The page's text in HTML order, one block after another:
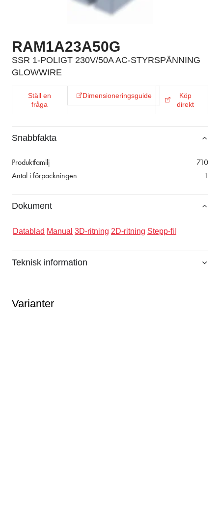
RAM1A23A50G
SSR 1-POLIGT 230V/50A AC-STYRSPÄNNING
GLOWWIRE
Ställ en
fråga
Dimensioneringsguide
Köp
direkt
Snabbfakta
Produktfamilj
710
Antal i förpackningen
1
Dokument
Datablad Manual 3D-ritning 2D-ritning Stepp-fil
Teknisk information
Varianter